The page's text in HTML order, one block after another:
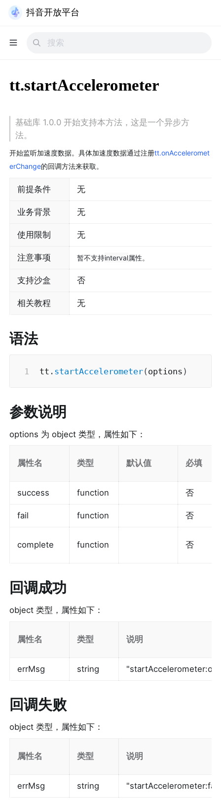
抖音开放平台
tt.startAccelerometer
基础库 1.0.0 开始支持本方法，这是一个异步方
法。
开始监听加速度数据。具体加速度数据通过注册tt.onAcceleromet
erChange的回调方法来获取。
前提条件 无
业务背景 无
使用限制 无
注意事项 暂不支持interval属性。
支持沙盒 否
相关教程 无
语法
tt . startAccelerometer( options )
参数说明
options 为 object 类型，属性如下：
属性名 类型 默认值 必填
success function 否
fail function 否
complete function 否
回调成功
object 类型，属性如下：
属性名 类型 说明
errMsg string "startAccelerometer:ok"
回调失败
object 类型，属性如下：
属性名 类型 说明
errMsg string